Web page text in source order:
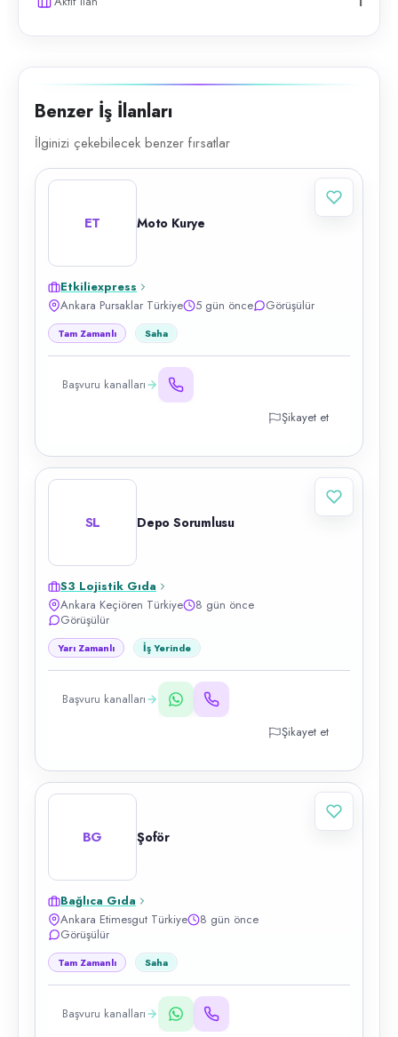
Benzer İş İlanları
İlginizi çekebilecek benzer fırsatlar
ET Moto Kurye
Etkiliexpress
Ankara Pursaklar Türkiye
5 gün önce Görüşülür
Tam Zamanlı Saha
Başvuru kanalları
Şikayet et
SL Depo Sorumlusu
S3 Lojistik Gıda
Ankara Keçiören Türkiye
8 gün önce
Görüşülür
Yarı Zamanlı İş Yerinde
Başvuru kanalları
Şikayet et
BG Şoför
Bağlıca Gıda
Ankara Etimesgut Türkiye
8 gün önce
Görüşülür
Tam Zamanlı Saha
Başvuru kanalları